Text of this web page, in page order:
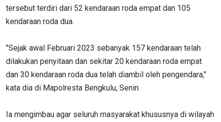
tersebut terdiri dari 52 kendaraan roda empat dan 105
kendaraan roda dua.
"Sejak awal Februari 2023 sebanyak 157 kendaraan telah
dilakukan penyitaan dan sekitar 20 kendaraan roda empat
dan 30 kendaraan roda dua telah diambil oleh pengendara,"
kata dia di Mapolresta Bengkulu, Senin.
Ia mengimbau agar seluruh masyarakat khususnya di wilayah